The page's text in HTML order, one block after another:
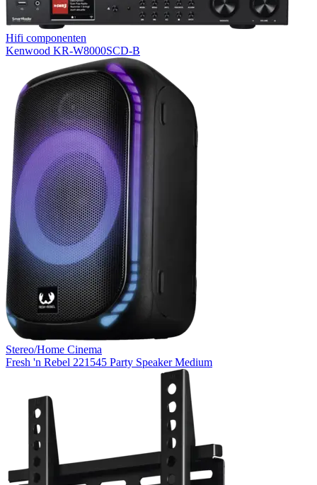
Hifi componenten
Kenwood KR-W8000SCD-B
Stereo/Home Cinema
Fresh 'n Rebel 221545 Party Speaker Medium